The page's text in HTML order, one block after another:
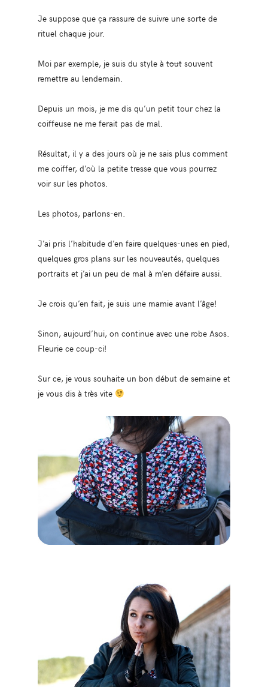
Je suppose que ça rassure de suivre une sorte de
rituel chaque jour.
Moi par exemple, je suis du style àtoutsouvent
remettre au lendemain.
Depuis un mois, je me dis qu’un petit tour chez la
coiffeuse ne me ferait pas de mal.
Résultat, il y a des jours où je ne sais plus comment
me coiffer, d’où la petite tresse que vous pourrez
voir sur les photos.
Les photos, parlons-en.
J’ai pris l’habitude d’en faire quelques-unes en pied,
quelques gros plans sur les nouveautés, quelques
portraits et j’ai un peu de mal à m’en défaire aussi.
Je crois qu’en fait, je suis une mamie avant l’âge!
Sinon, aujourd’hui, on continue avec une robe Asos.
Fleurie ce coup-ci!
Sur ce, je vous souhaite un bon début de semaine et
je vous dis à très vite